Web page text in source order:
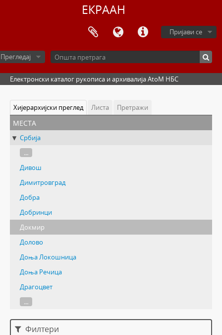
ЕКРААН
Пријави се
Прегледај
Електронски каталог рукописа и архивалија AtoM НБС
Хијерархијски преглед Листа Претражи
места
Србија
...
Дивош
Димитровград
Добра
Добринци
Докмир
Долово
Доња Локошница
Доња Речица
Драгоцвет
...
Филтери